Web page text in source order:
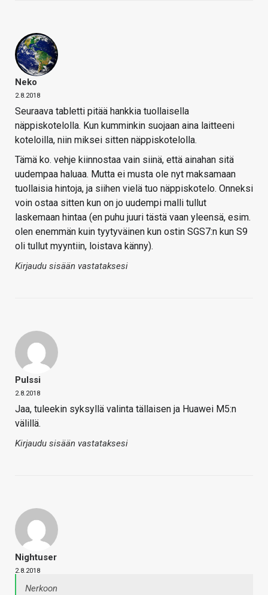
Neko
2.8.2018
Seuraava tabletti pitää hankkia tuollaisella
näppiskotelolla. Kun kumminkin suojaan aina laitteeni
koteloilla, niin miksei sitten näppiskotelolla.
Tämä ko. vehje kiinnostaa vain siinä, että ainahan sitä
uudempaa haluaa. Mutta ei musta ole nyt maksamaan
tuollaisia hintoja, ja siihen vielä tuo näppiskotelo. Onneksi
voin ostaa sitten kun on jo uudempi malli tullut
laskemaan hintaa (en puhu juuri tästä vaan yleensä, esim.
olen enemmän kuin tyytyväinen kun ostin SGS7:n kun S9
oli tullut myyntiin, loistava känny).
Kirjaudu sisään vastataksesi
Pulssi
2.8.2018
Jaa, tuleekin syksyllä valinta tällaisen ja Huawei M5:n
välillä.
Kirjaudu sisään vastataksesi
Nightuser
2.8.2018
Nerkoon